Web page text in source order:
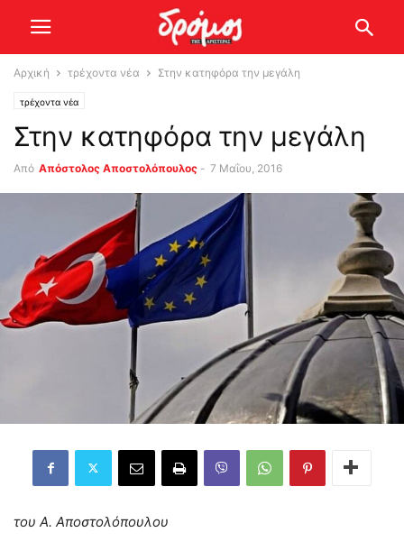
Αρχική τρέχοντα νέα Στην κατηφόρα την μεγάλη
τρέχοντα νέα
Στην κατηφόρα την μεγάλη
Από Απόστολος Αποστολόπουλος - 7 Μαΐου, 2016
του Α. Αποστολόπουλου